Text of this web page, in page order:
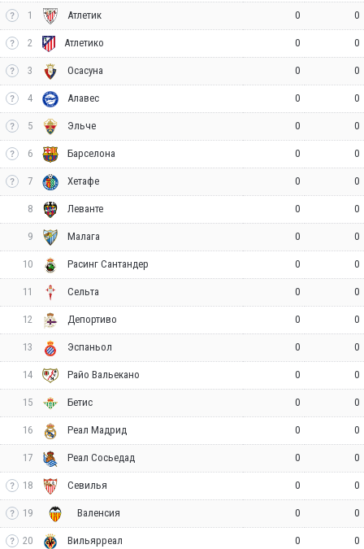
1 Атлетик 0 0
2 Атлетико 0 0
3 Осасуна 0 0
4 Алавес 0 0
5 Эльче 0 0
6 Барселона 0 0
7 Хетафе 0 0
8 Леванте 0 0
9 Малага 0 0
10 Расинг Сантандер 0 0
11 Сельта 0 0
12 Депортиво 0 0
13 Эспаньол 0 0
14 Райо Вальекано 0 0
15 Бетис 0 0
16 Реал Мадрид 0 0
17 Реал Сосьедад 0 0
18 Севилья 0 0
19 Валенсия 0 0
20 Вильярреал 0 0